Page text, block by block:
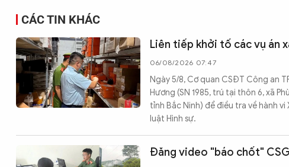
CÁC TIN KHÁC
Liên tiếp khởi tố các vụ án
06/08/2026 07:47
Ngày 5/8, Cơ quan CSĐT Công an
Hương (SN 1985, trú tại thôn 6, xã
tỉnh Bắc Ninh) để điều tra về hành
luật Hình sự.
Đăng video "báo chốt"